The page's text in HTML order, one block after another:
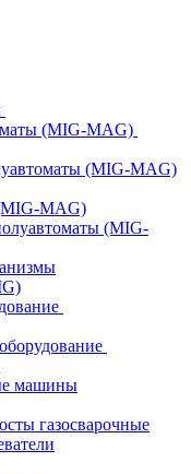
(MIG-MAG)
(MIG-MAG)
MAG)
(MIG-
машины
газосварочные